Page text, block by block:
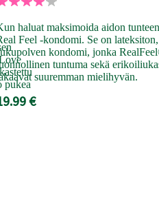
pukea
haluat maksimoida aidon
Feel -kondomi. Se on
kondomi, jonka
tuntuma sekä
suuremman mielihyvän.
€